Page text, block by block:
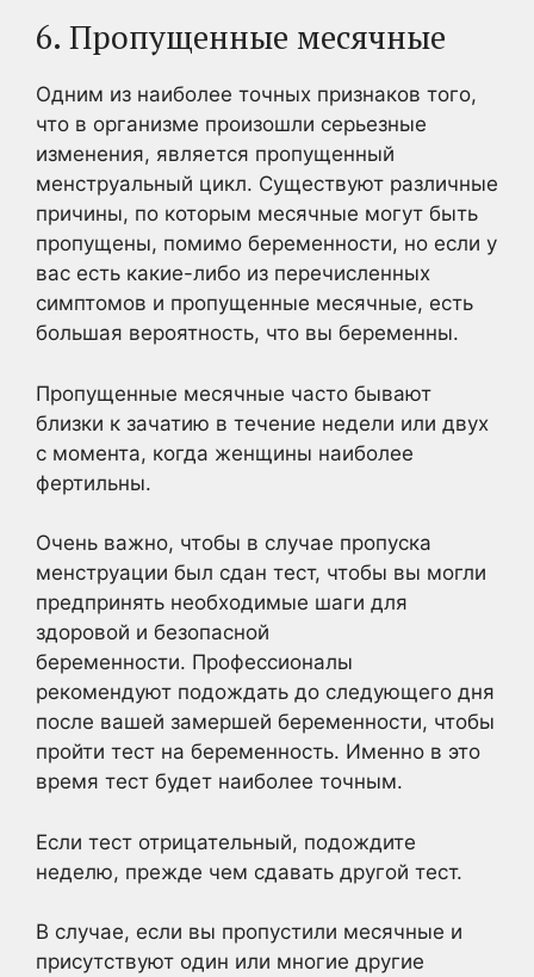
6. Пропущенные месячные
Одним из наиболее точных признаков того,
что в организме произошли серьезные
изменения, является пропущенный
менструальный цикл. Существуют различные
причины, по которым месячные могут быть
пропущены, помимо беременности, но если у
вас есть какие-либо из перечисленных
симптомов и пропущенные месячные, есть
большая вероятность, что вы беременны.
Пропущенные месячные часто бывают
близки к зачатию в течение недели или двух
с момента, когда женщины наиболее
фертильны.
Очень важно, чтобы в случае пропуска
менструации был сдан тест, чтобы вы могли
предпринять необходимые шаги для
здоровой и безопасной
беременности. Профессионалы
рекомендуют подождать до следующего дня
после вашей замершей беременности, чтобы
пройти тест на беременность. Именно в это
время тест будет наиболее точным.
Если тест отрицательный, подождите
неделю, прежде чем сдавать другой тест.
В случае, если вы пропустили месячные и
присутствуют один или многие другие